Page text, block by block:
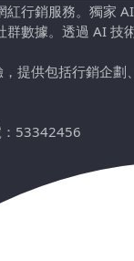
行銷服務。獨家
數據。透過 AI
提供包括行銷企
53342456